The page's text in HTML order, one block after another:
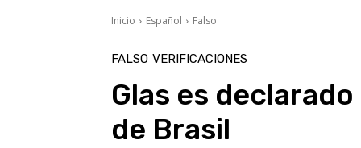
Inicio Español Falso
FALSO VERIFICACIONES
Glas es
de Brasil